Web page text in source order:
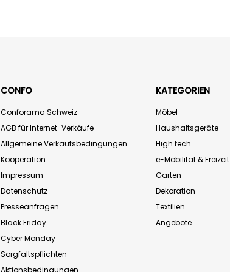
CONFO
Conforama Schweiz
AGB für Internet-Verkäufe
Allgemeine Verkaufsbedingungen
Kooperation
Impressum
Datenschutz
Presseanfragen
Black Friday
Cyber Monday
Sorgfaltspflichten
KATEGORIEN
Möbel
Haushaltsgeräte
High tech
e-Mobilität & Freizeit
Garten
Dekoration
Textilien
Angebote